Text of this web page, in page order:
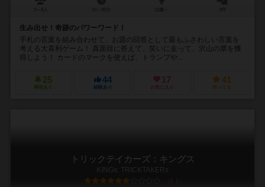
生み出せ！奇跡のパワーワード！
手札の言葉を組み合わせて、お題の回答として最もふさわしい言葉を
考える大喜利ゲーム！ 真面目に答えて、笑いに走って、沢山の票を獲
得しよう！ カードのマークを使えば、トランプや...
25
興味あり
44
経験あり
17
お気に入り
41
持ってる
トリックテイカーズ：キングス
KINGs: TRICKTAKERs
6.1